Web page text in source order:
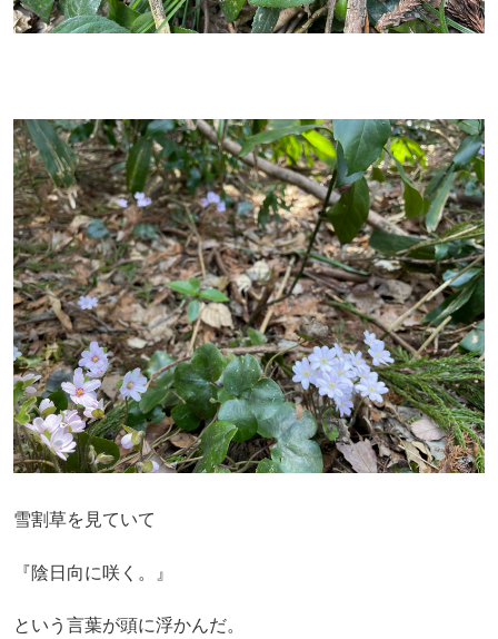
雪割草を見ていて
『陰日向に咲く。』
という言葉が頭に浮かんだ。